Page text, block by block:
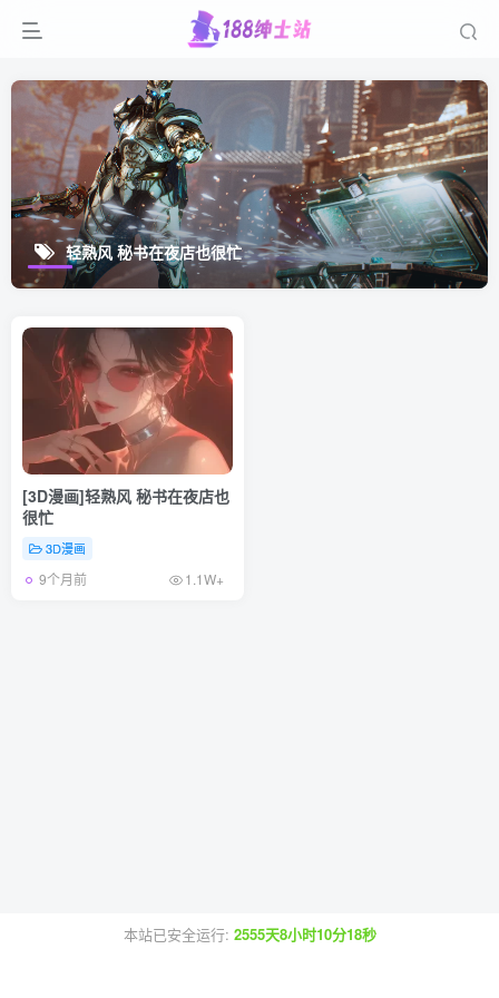
轻熟风 秘书在夜店也很忙
[3D漫画]轻熟风 秘书在夜店也
很忙
3D漫画
9个月前 1.1W+
本站已安全运行: 2555天8小时10分18秒